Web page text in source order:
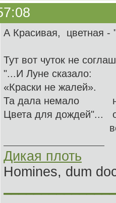
А Красивая, цветная -
Тут вот чуток не
"...И Луне сказало:
«Краски не жалей».
Та дала немало нет -
Цвета для дождей"...
всем спектром
Дикая плоть
Homines, dum